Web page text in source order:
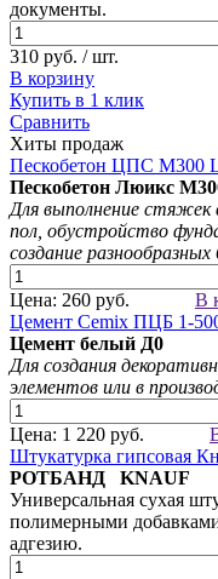
документы.
310 руб. / шт.
В корзину
Купить в 1 клик
Сравнить
Хиты продаж
Пескобетон ЦПС М300
Пескобетон Люикс
Для выполнение стяжек
пол, обустройство
создание
Цена: 260 руб.
В
Цемент Cemix ПЦБ 1-
Цемент белый Д0
Для создания
элементов или в
Цена: 1 220 руб.
Штукатурка гипсовая
РОТБАНД KNAUF
Универсальная сухая
полимерными
адгезию.